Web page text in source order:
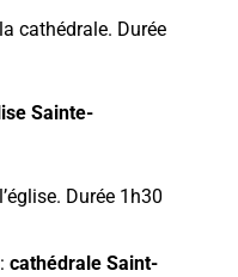
cathédrale. Durée
Sainte-
Durée 1h30
:cathédrale Saint-